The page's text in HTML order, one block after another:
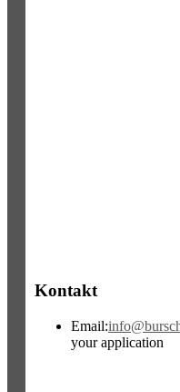
Kontakt
Email:
your application